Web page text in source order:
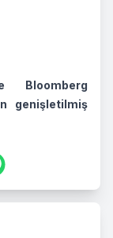
Bloomberg
genişletilmiş